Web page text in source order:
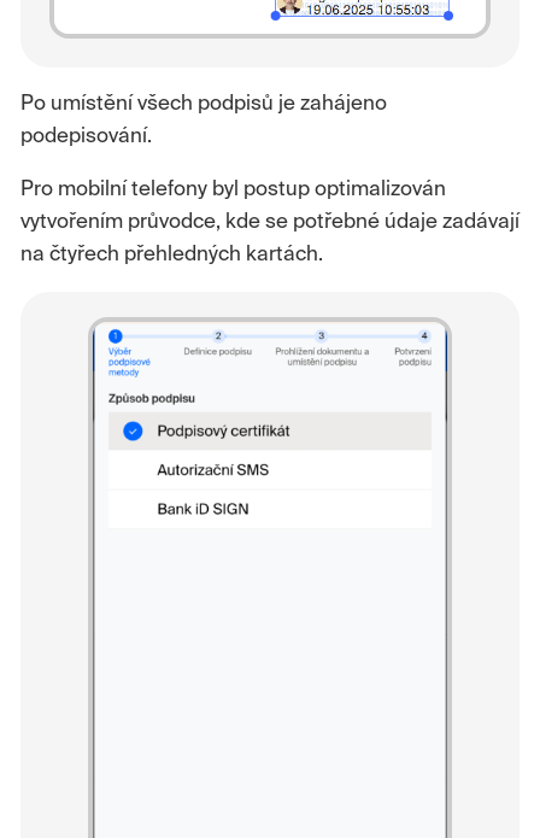
Po umístění všech podpisů je zahájeno
podepisování.
Pro mobilní telefony byl postup optimalizován
vytvořením průvodce, kde se potřebné údaje zadávají
na čtyřech přehledných kartách.